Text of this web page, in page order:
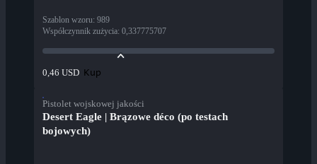
Szablon wzoru: 989
Współczynnik zużycia: 0,337775707
0,46 USD Kup
Pistolet wojskowej jakości
Desert Eagle | Brązowe déco (po testach
bojowych)